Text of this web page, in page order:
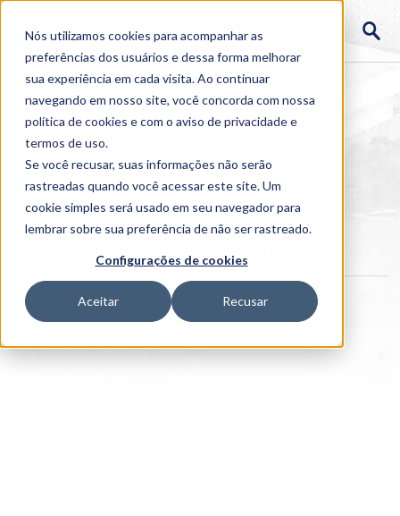
Nós utilizamos cookies para acompanhar as
preferências dos usuários e dessa forma melhorar
sua experiência em cada visita. Ao continuar
navegando em nosso site, você concorda com nossa
política de cookies e com o aviso deprivacidade e
termos de uso.
Se você recusar, suas informações não serão
rastreadas quando você acessar este site. Um
cookie simples será usado em seu navegador para
lembrar sobre sua preferência de não ser rastreado.
Configurações de cookies
Aceitar Recusar
Home > Institucional >Acontece
Acontece no curso: Engenharia Civil